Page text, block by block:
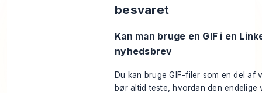
besvaret
Kan man bruge en GIF i en
nyhedsbrev
Du kan bruge GIF-filer som en del af
bør altid teste, hvordan den